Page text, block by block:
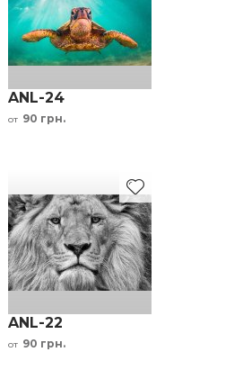
ANL-24
от 90 грн.
ANL-22
от 90 грн.